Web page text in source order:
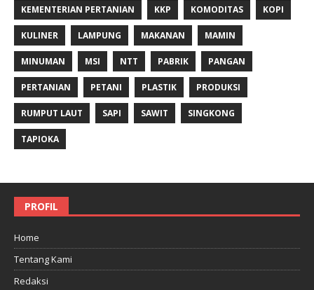
KEMENTERIAN PERTANIAN KKP KOMODITAS KOPI
KULINER LAMPUNG MAKANAN MAMIN
MINUMAN MSI NTT PABRIK PANGAN
PERTANIAN PETANI PLASTIK PRODUKSI
RUMPUT LAUT SAPI SAWIT SINGKONG
TAPIOKA
PROFIL
Home
Tentang Kami
Redaksi